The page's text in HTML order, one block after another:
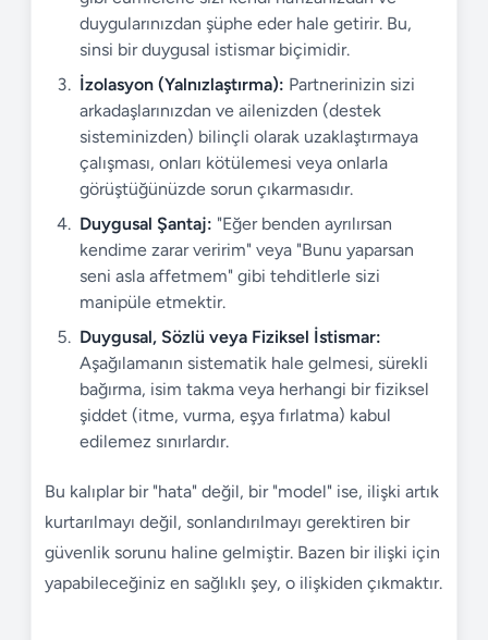
duygularınızdan şüphe eder hale getirir. Bu,
sinsi bir duygusal istismar biçimidir.
İzolasyon (Yalnızlaştırma): Partnerinizin sizi
arkadaşlarınızdan ve ailenizden (destek
sisteminizden) bilinçli olarak uzaklaştırmaya
çalışması, onları kötülemesi veya onlarla
görüştüğünüzde sorun çıkarmasıdır.
Duygusal Şantaj: "Eğer benden ayrılırsan
kendime zarar veririm" veya "Bunu yaparsan
seni asla affetmem" gibi tehditlerle sizi
manipüle etmektir.
Duygusal, Sözlü veya Fiziksel İstismar:
Aşağılamanın sistematik hale gelmesi, sürekli
bağırma, isim takma veya herhangi bir fiziksel
şiddet (itme, vurma, eşya fırlatma) kabul
edilemez sınırlardır.
Bu kalıplar bir "hata" değil, bir "model" ise, ilişki artık
kurtarılmayı değil, sonlandırılmayı gerektiren bir
güvenlik sorunu haline gelmiştir. Bazen bir ilişki için
yapabileceğiniz en sağlıklı şey, o ilişkiden çıkmaktır.